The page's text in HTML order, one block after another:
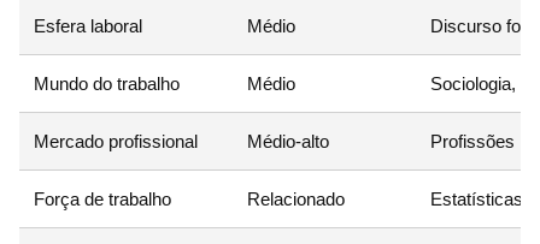
Esfera laboral Médio Discurso
Mundo do trabalho Médio Sociologia,
Mercado profissional Médio-alto Profissões
Força de trabalho Relacionado Estatísticas,